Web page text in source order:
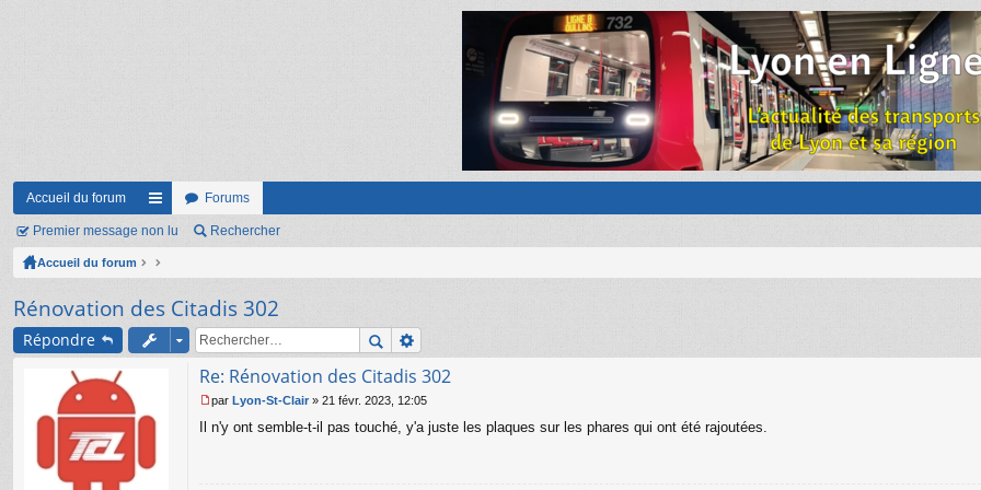
Accueil du forum
ac
co
ci
s
Forums
Premier message non lu Rechercher
Accueil du forum
Rénovation des Citadis 302
Répondre
Re: Rénovation des Citadis 302
e
par Lyon-St-Clair » 21 févr. 2023, 12:05
Il n'y ont semble-t-il pas touché, y'a juste les plaques sur les phares qui ont été rajoutées.